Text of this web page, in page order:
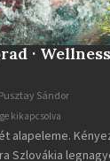
·
Pusztay Sándor
kikapcsolva
alapeleme.
Szlovákia